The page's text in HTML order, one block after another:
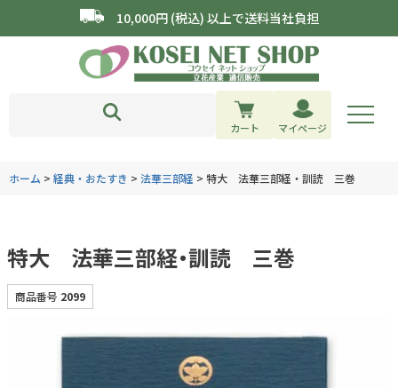
10,000円 (税込) 以上で送料当社負担
カート マイページ
ホーム 経典・おたすき 法華三部経 特大 法華三部経・訓読 三巻
特大 法華三部経・訓読 三巻
商品番号 2099